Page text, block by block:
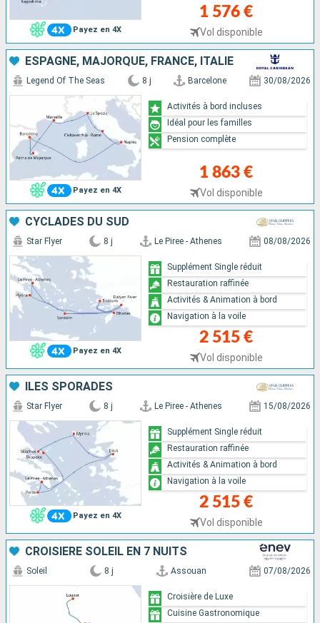
Payez en 4X
1 576 €
Vol disponible
ESPAGNE, MAJORQUE, FRANCE, ITALIE
Payez en 4X
Legend Of The Seas 8 j Barcelone 30/08/2026
1 863 €
Vol disponible
Activités à bord incluses
Idéal pour les familles
Pension complète
CYCLADES DU SUD
Payez en 4X
Star Flyer 8 j Le Piree - Athenes 08/08/2026
2 515 €
Vol disponible
Supplément Single réduit
Restauration raffinée
Activités & Animation à bord
Navigation à la voile
ÎLES SPORADES
Payez en 4X
Star Flyer 8 j Le Piree - Athenes 15/08/2026
2 515 €
Vol disponible
Supplément Single réduit
Restauration raffinée
Activités & Animation à bord
Navigation à la voile
CROISIÈRE SOLEIL EN 7 NUITS
Soleil 8 j Assouan 07/08/2026
Croisière de Luxe
Cuisine Gastronomique